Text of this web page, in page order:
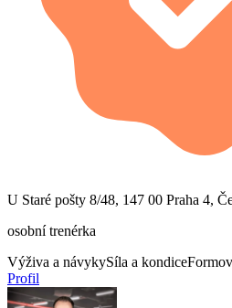
U Staré pošty 8/48, 147 00 Praha 4,
osobní trenérka
Výživa a návykySíla a kondice
Profil